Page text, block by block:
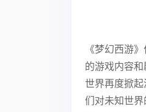
《梦幻西游
的游戏内容
世界再度掀
们对未知世